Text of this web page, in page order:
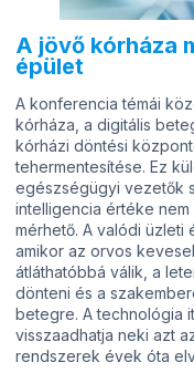
A jövő kórháza
épület
A konferencia témái
kórháza, a digitális
kórházi döntési
tehermentesítése. Ez
egészségügyi vezetők
intelligencia értéke
mérhető. A valódi üzleti
amikor az orvos
átláthatóbbá válik, a
dönteni és a
betegre. A technológia
visszaadhatja neki azt
rendszerek évek óta